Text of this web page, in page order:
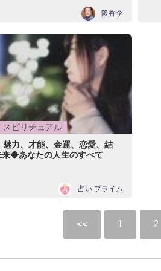
阪香季
スピリチュアル
魅力、才能、金運、恋愛、結
来◆あなたの人生のすべて
占い プライム
1 2